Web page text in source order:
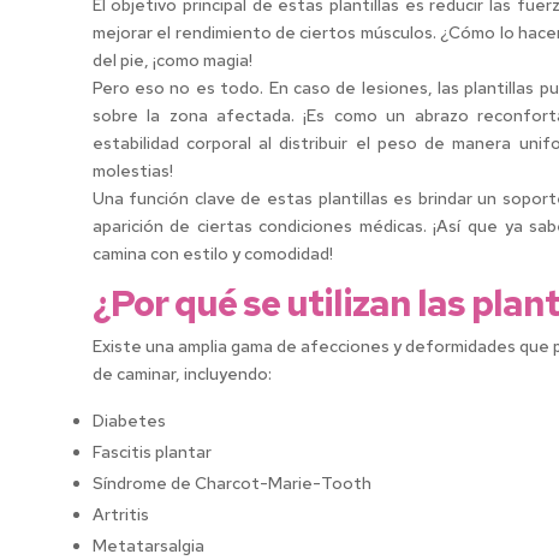
El objetivo principal de estas plantillas es reducir las
mejorar el rendimiento de ciertos músculos. ¿Cómo lo
del pie, ¡como magia!
Pero eso no es todo. En caso de lesiones, las plantillas
sobre la zona afectada. ¡Es como un abrazo
estabilidad corporal al distribuir el peso de manera
molestias!
Una función clave de estas plantillas es brindar un
aparición de ciertas condiciones médicas. ¡Así que ya
camina con estilo y comodidad!
¿Por qué se utilizan las
Existe una amplia gama de afecciones y deformidades
de caminar, incluyendo:
Diabetes
Fascitis plantar
Síndrome de Charcot-Marie-Tooth
Artritis
Metatarsalgia